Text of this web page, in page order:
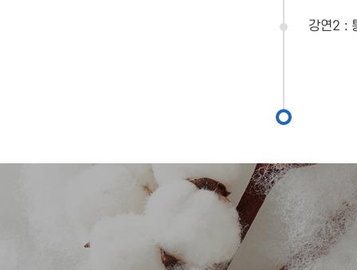
강연2 :